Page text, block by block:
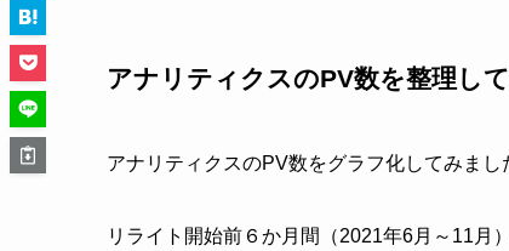
アナリティクスのPV数を整理し
アナリティクスのPV数をグラフ化してみまし
リライト開始前６か月間（2021年6月～11月